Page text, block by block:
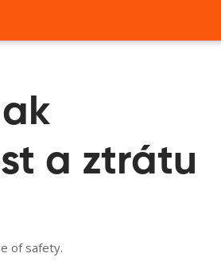
a ztrátu
of safety.